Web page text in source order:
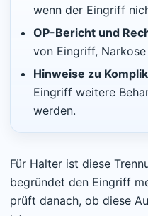
wenn der Eingriff
OP-Bericht und
von Eingriff,
Hinweise zu
Eingriff weitere
werden.
Für Halter ist diese
begründet den Eingriff
prüft danach, ob diese